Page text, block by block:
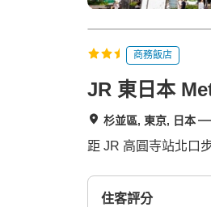
商務飯店
JR 東日本
杉並區, 東京, 日本
距 JR 高圓寺站北口
住客評分